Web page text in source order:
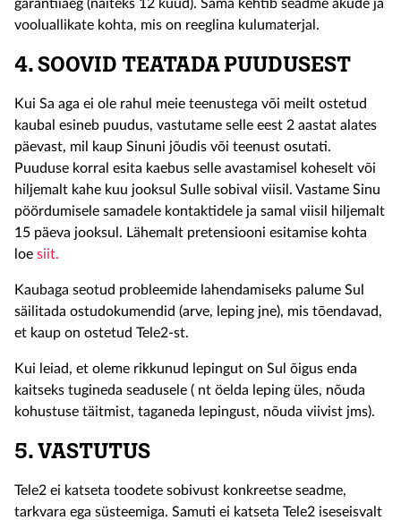
garantiiaeg (näiteks 12 kuud). Sama kehtib seadme akude ja
vooluallikate kohta, mis on reeglina kulumaterjal.
4. SOOVID TEATADA PUUDUSEST
Kui Sa aga ei ole rahul meie teenustega või meilt ostetud
kaubal esineb puudus, vastutame selle eest 2 aastat alates
päevast, mil kaup Sinuni jõudis või teenust osutati.
Puuduse korral esita kaebus selle avastamisel koheselt või
hiljemalt kahe kuu jooksul Sulle sobival viisil. Vastame Sinu
pöördumisele samadele kontaktidele ja samal viisil hiljemalt
15 päeva jooksul. Lähemalt pretensiooni esitamise kohta
loe siit.
Kaubaga seotud probleemide lahendamiseks palume Sul
säilitada ostudokumendid (arve, leping jne), mis tõendavad,
et kaup on ostetud Tele2-st.
Kui leiad, et oleme rikkunud lepingut on Sul õigus enda
kaitseks tugineda seadusele ( nt öelda leping üles, nõuda
kohustuse täitmist, taganeda lepingust, nõuda viivist jms).
5. VASTUTUS
Tele2 ei katseta toodete sobivust konkreetse seadme,
tarkvara ega süsteemiga. Samuti ei katseta Tele2 iseseisvalt